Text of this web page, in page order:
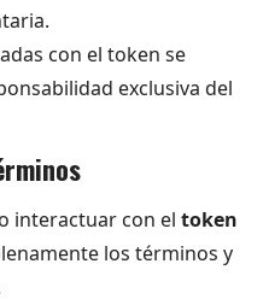
con el token se
exclusiva del
interactuar con el token
los términos y